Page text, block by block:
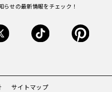
らせの最新情報をチェック！
サイトマップ